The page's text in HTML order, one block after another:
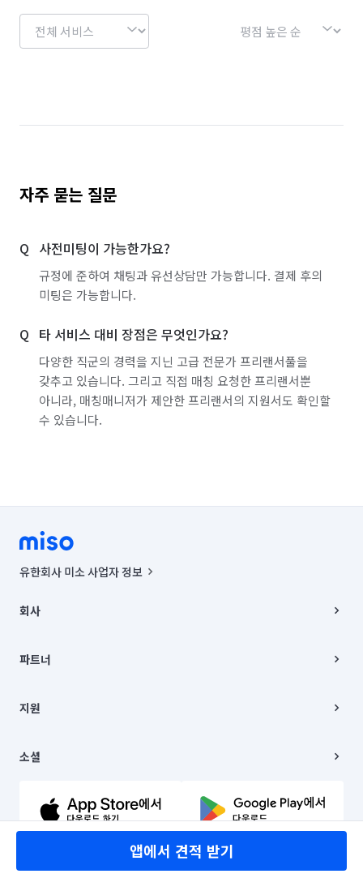
자주 묻는 질문
사전미팅이 가능한가요?
규정에 준하여 채팅과 유선상담만 가능합니다. 결제 후의
미팅은 가능합니다.
타 서비스 대비 장점은 무엇인가요?
다양한 직군의 경력을 지닌 고급 전문가 프리랜서풀을
갖추고 있습니다. 그리고 직접 매칭 요청한 프리랜서뿐
아니라, 매칭매니저가 제안한 프리랜서의 지원서도 확인할
수 있습니다.
앱에서 견적 받기
유한회사 미소 사업자 정보
00019 |
주소 | 본사: 서울특별시 종로구 율곡로 6(중학동, 트윈트리빌딩) B동 5층
컨택센터 : 서울특별시 종로구 수송동 율곡로 24, 7층, 8층 미소
상품, 상품정보, 거래에 관한 의무와 책임은 거래당사자에게 있습니다.
언론 보도 관련 문의:
© 유한회사 미소. Miso, Inc. All Rights Reserved.
회사
채용
파트너
이사
지원
이용약관
문의하기
소셜
유튜브